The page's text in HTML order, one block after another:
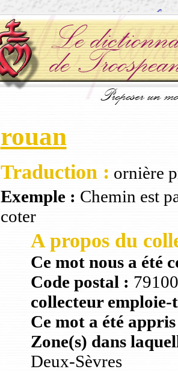
rouan
Traduction : ornière
Exemple : Chemin est
coter
A propos du
Ce mot nous a été
Code postal :
collecteur
Ce mot a été
Zone(s) dans
Deux-Sèvres